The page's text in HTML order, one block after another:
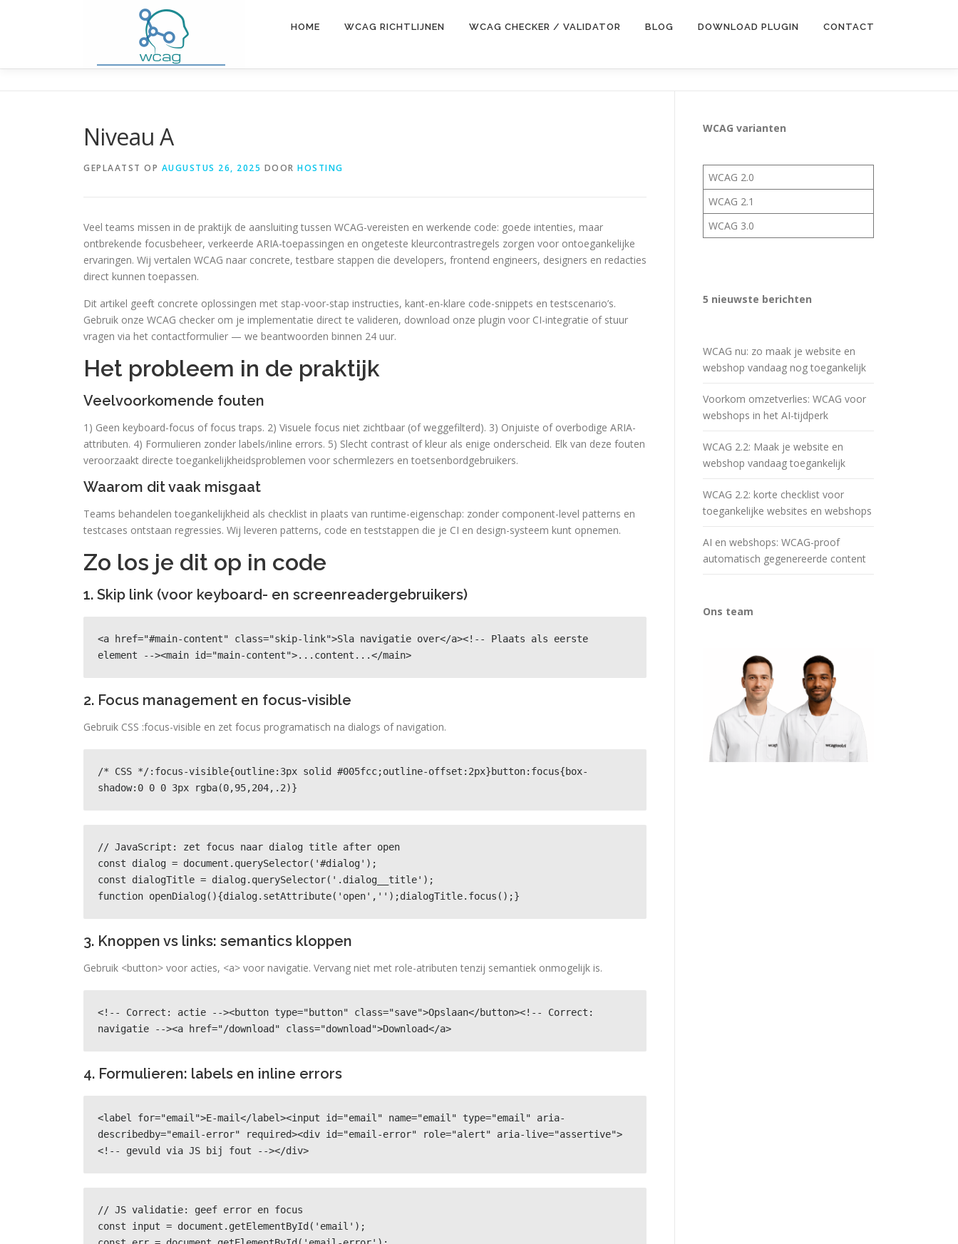
HOME WCAG RICHTLIJNEN WCAG CHECKER / VALIDATOR BLOG DOWNLOAD PLUGIN CONTACT
Niveau A
GEPLAATST OP AUGUSTUS 26, 2025 DOOR HOSTING
Veel teams missen in de praktijk de aansluiting tussen WCAG-vereisten en werkende code: goede intenties, maar
ontbrekende focusbeheer, verkeerde ARIA-toepassingen en ongeteste kleurcontrastregels zorgen voor ontoegankelijke
ervaringen. Wij vertalen WCAG naar concrete, testbare stappen die developers, frontend engineers, designers en redacties
direct kunnen toepassen.
Dit artikel geeft concrete oplossingen met stap-voor-stap instructies, kant-en-klare code-snippets en testscenario’s.
Gebruik onze WCAG checker om je implementatie direct te valideren, download onze plugin voor CI-integratie of stuur
vragen via het contactformulier — we beantwoorden binnen 24 uur.
Het probleem in de praktijk
Veelvoorkomende fouten
1) Geen keyboard-focus of focus traps. 2) Visuele focus niet zichtbaar (of weggefilterd). 3) Onjuiste of overbodige ARIA-
attributen. 4) Formulieren zonder labels/inline errors. 5) Slecht contrast of kleur als enige onderscheid. Elk van deze fouten
veroorzaakt directe toegankelijkheidsproblemen voor schermlezers en toetsenbordgebruikers.
Waarom dit vaak misgaat
Teams behandelen toegankelijkheid als checklist in plaats van runtime-eigenschap: zonder component-level patterns en
testcases ontstaan regressies. Wij leveren patterns, code en teststappen die je CI en design-systeem kunt opnemen.
Zo los je dit op in code
1. Skip link (voor keyboard- en screenreadergebruikers)
<a href="#main-content" class="skip-link">Sla navigatie over</a><!-- Plaats als eerste
element --><main id="main-content">...content...</main>
2. Focus management en focus-visible
Gebruik CSS :focus-visible en zet focus programatisch na dialogs of navigation.
/* CSS */:focus-visible{outline:3px solid #005fcc;outline-offset:2px}button:focus{box-
shadow:0 0 0 3px rgba(0,95,204,.2)}
// JavaScript: zet focus naar dialog title after open
const dialog = document.querySelector('#dialog');
const dialogTitle = dialog.querySelector('.dialog__title');
function openDialog(){dialog.setAttribute('open','');dialogTitle.focus();}
3. Knoppen vs links: semantics kloppen
Gebruik <button> voor acties, <a> voor navigatie. Vervang niet met role-atributen tenzij semantiek onmogelijk is.
<!-- Correct: actie --><button type="button" class="save">Opslaan</button><!-- Correct:
navigatie --><a href="/download" class="download">Download</a>
4. Formulieren: labels en inline errors
<label for="email">E-mail</label><input id="email" name="email" type="email" aria-
describedby="email-error" required><div id="email-error" role="alert" aria-live="assertive">
<!-- gevuld via JS bij fout --></div>
// JS validatie: geef error en focus
const input = document.getElementById('email');
WCAG varianten
WCAG 2.0
WCAG 2.1
WCAG 3.0
5 nieuwste berichten
WCAG nu: zo maak je website en
webshop vandaag nog toegankelijk
Voorkom omzetverlies: WCAG voor
webshops in het AI-tijdperk
WCAG 2.2: Maak je website en
webshop vandaag toegankelijk
WCAG 2.2: korte checklist voor
toegankelijke websites en webshops
AI en webshops: WCAG-proof
automatisch gegenereerde content
Ons team